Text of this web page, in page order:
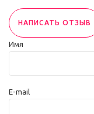
НАПИСАТЬ ОТЗЫВ
Имя
E-mail